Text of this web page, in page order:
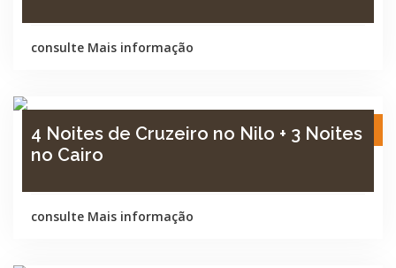
consulte Mais informação
8 Dia / 7 Noite
4 Noites de Cruzeiro no Nilo + 3 Noites
no Cairo
consulte Mais informação